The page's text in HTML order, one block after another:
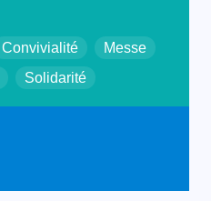
Convivialité
Messe
Solidarité